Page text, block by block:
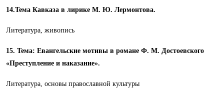
14.Тема Кавказа в лирике М. Ю. Лермонтова.
Литература, живопись
15. Тема: Евангельские мотивы в романе Ф. М. Достоевского
«Преступление и наказание».
Литература, основы православной культуры